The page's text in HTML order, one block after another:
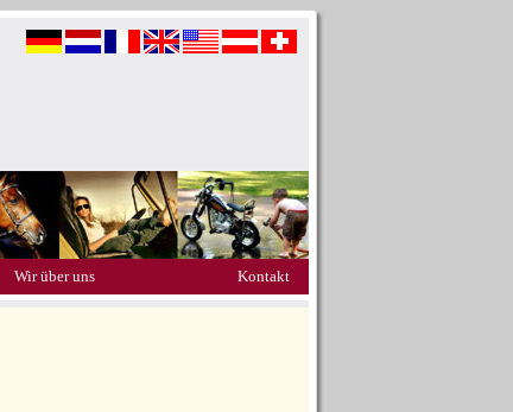
Wir über uns Kontakt